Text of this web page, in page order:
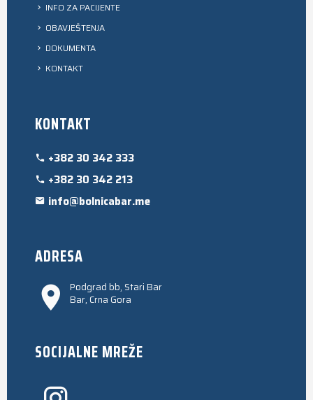
INFO ZA PACIJENTE
OBAVJEŠTENJA
DOKUMENTA
KONTAKT
KONTAKT
+382 30 342 333
+382 30 342 213
info@bolnicabar.me
ADRESA
Podgrad bb, Stari Bar
Bar, Crna Gora
SOCIJALNE MREŽE